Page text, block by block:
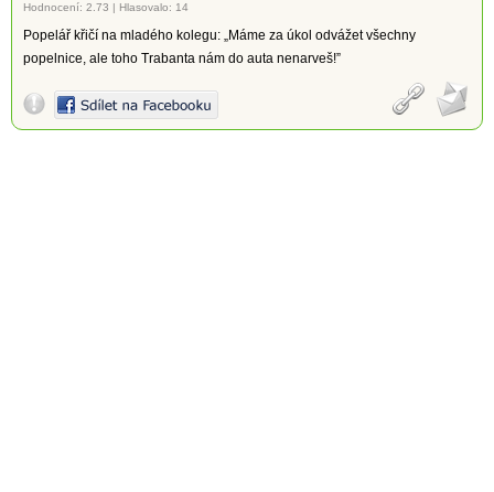
Hodnocení: 2.73 | Hlasovalo: 14
Popelář křičí na mladého kolegu: „Máme za úkol odvážet všechny
popelnice, ale toho Trabanta nám do auta nenarveš!”